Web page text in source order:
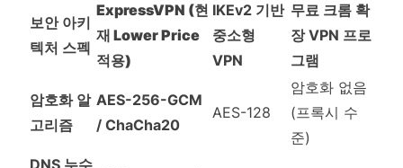
보안 아키
텍처 스펙
ExpressVPN (현
재 Lower Price
적용)
IKEv2 기반
중소형
VPN
무료 크롬 확
장 VPN 프로
그램
암호화 알
고리즘
AES-256-GCM
/ ChaCha20
AES-128
암호화 없음
(프록시 수
준)
DNS 누수